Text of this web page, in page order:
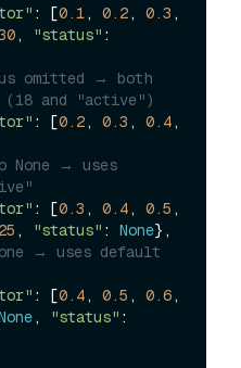
: [0.1, 0.2, 0.3
, "status"
omitted → both
(18 and "active")
: [0.2, 0.3 , 0.4
None → uses
: [0.3 , 0.4, 0.5
25 , "status" : None},
→ uses default
: [0.4, 0.5 , 0.6
, "status"